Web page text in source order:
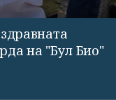
на "Бул Био"